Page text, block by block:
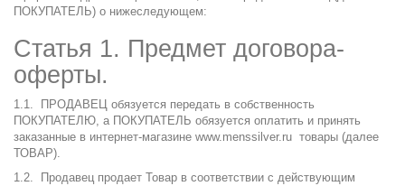
ПОКУПАТЕЛЬ) о нижеследующем:
Статья 1. Предмет договора-
оферты.
1.1. ПРОДАВЕЦ обязуется передать в собственность
ПОКУПАТЕЛЮ, а ПОКУПАТЕЛЬ обязуется оплатить и принять
заказанные в интернет-магазине www.menssilver.ru товары (далее
ТОВАР).
1.2. Продавец продает Товар в соответствии с действующим